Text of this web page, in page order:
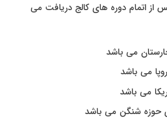
از اتمام دوره های کالج دریافت می
می باشد
می باشد
می باشد
حوزه شنگن می باشد